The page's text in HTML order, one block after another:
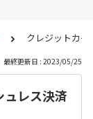
クレジットカ
最終更新日 : 2023/05/25
ュレス決済